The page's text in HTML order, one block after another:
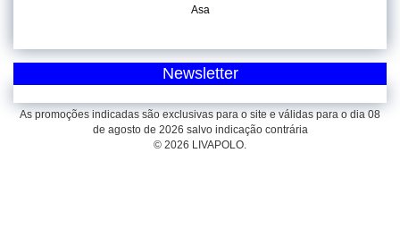
Asa
Newsletter
As promoções indicadas são exclusivas para o site e válidas para o dia 08
de agosto de 2026 salvo indicação contrária
© 2026 LIVAPOLO.